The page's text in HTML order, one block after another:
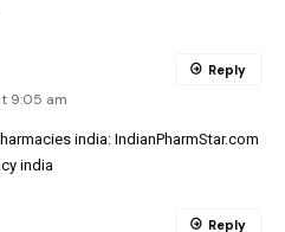
9:05 am
india: IndianPharmStar.com
india
Reply
Reply